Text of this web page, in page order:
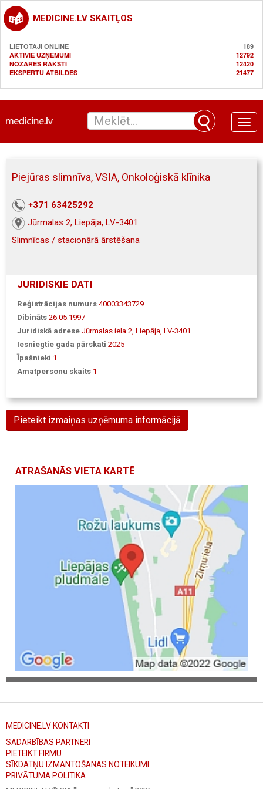
MEDICINE.LV SKAITĻOS
LIETOTĀJI ONLINE
189
AKTĪVIE UZŅĒMUMI
12792
NOZARES RAKSTI
12420
EKSPERTU ATBILDES
21477
Toggle
Piejūras slimnīva, VSIA, Onkoloģiskā klīnika
+371 63425292
Jūrmalas 2, Liepāja, LV-3401
Slimnīcas / stacionārā ārstēšana
JURIDISKIE DATI
Reģistrācijas numurs 40003343729
Dibināts 26.05.1997
Juridiskā adrese Jūrmalas iela 2, Liepāja, LV-3401
Iesniegtie gada pārskati 2025
Īpašnieki 1
Amatpersonu skaits 1
Pieteikt izmaiņas uzņēmuma informācijā
ATRAŠANĀS VIETA KARTĒ
MEDICINE.LV KONTAKTI
SADARBĪBAS PARTNERI
PIETEIKT FIRMU
SĪKDATŅU IZMANTOŠANAS NOTEIKUMI
PRIVĀTUMA POLITIKA